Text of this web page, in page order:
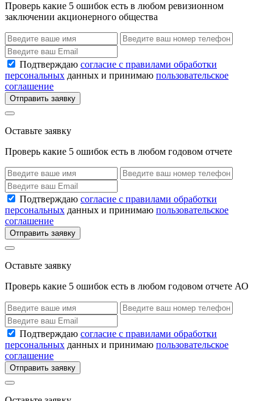
Проверь какие 5 ошибок есть в любом ревизионном
заключении акционерного общества
Подтверждаю согласие с правилами обработки
персональных данных и принимаю пользовательское
соглашение
Отправить заявку
Оставьте заявку
Проверь какие 5 ошибок есть в любом годовом отчете
Подтверждаю согласие с правилами обработки
персональных данных и принимаю пользовательское
соглашение
Отправить заявку
Оставьте заявку
Проверь какие 5 ошибок есть в любом годовом отчете АО
Подтверждаю согласие с правилами обработки
персональных данных и принимаю пользовательское
соглашение
Отправить заявку